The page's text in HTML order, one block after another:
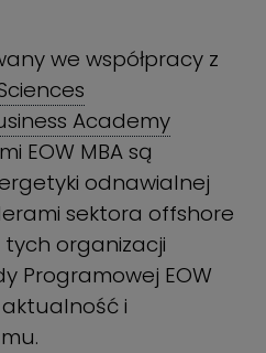
we współpracy z
Academy
EOW MBA są
odnawialnej
sektora offshore
tych organizacji
Programowej EOW
i